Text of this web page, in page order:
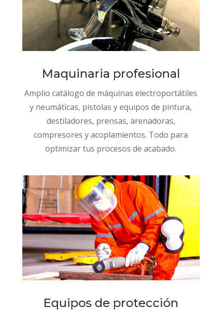
Maquinaria profesional
Amplio catálogo de máquinas electroportátiles
y neumáticas, pistolas y equipos de pintura,
destiladores, prensas, arenadoras,
compresores y acoplamientos. Todo para
optimizar tus procesos de acabado.
Equipos de protección